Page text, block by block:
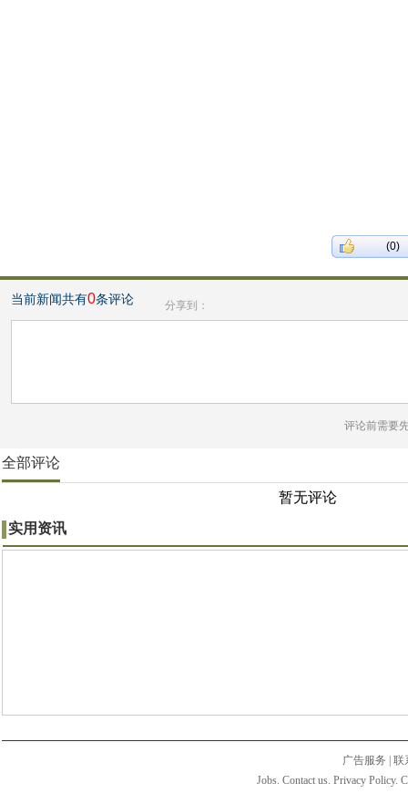
(0)
当前新闻共有0条评论 分享到：
评论前需要
全部评论
暂无评论
实用资讯
广告服务
联
Jobs. Contact us. Privacy Policy.